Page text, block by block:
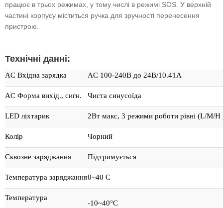
працює в трьох режимах, у тому числі в режимі SOS. У верхній
частині корпусу міститься ручка для зручності перенесення
пристрою.
Технічні данні:
AC Вхідна зарядка AC 100-240В до 24В/10.41A
AC Форма вихід., сигн. Чиста синусоїда
LED ліхтарик 2Вт макс, 3 режими роботи рівні (L/M/H
Колір Чорний
Сквозне заряджання Підтримується
Температура заряджання0~40 С
Температура
-10~40°С